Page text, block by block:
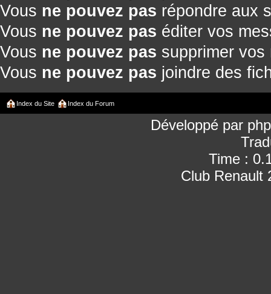
Vous ne pouvez pas répondre aux
Vous ne pouvez pas éditer vos
Vous ne pouvez pas supprimer vos
Vous ne pouvez pas joindre des
Index du Site Index du Forum
Développé par
Time :
Club Renault